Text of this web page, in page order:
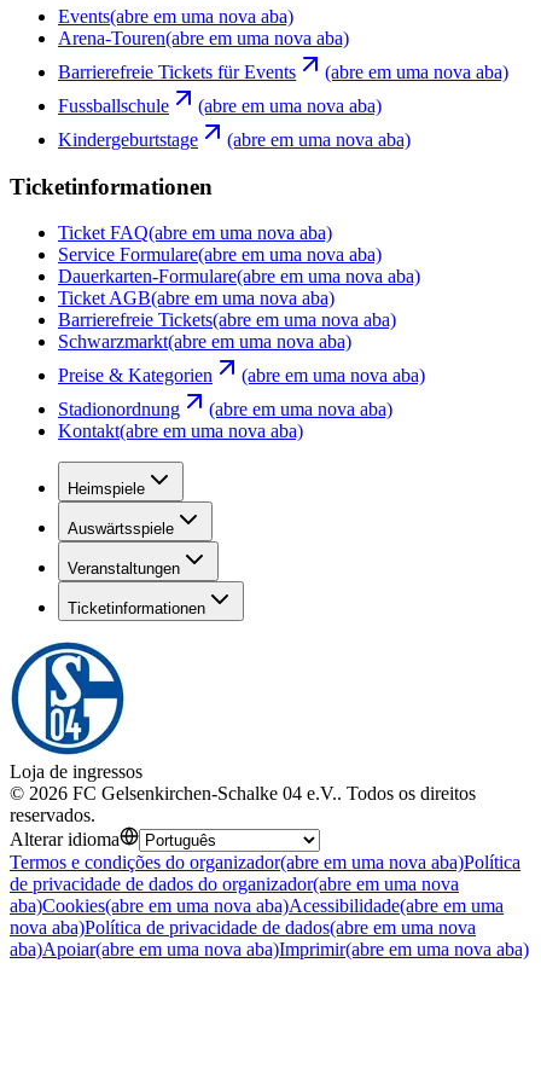
Events(abre em uma nova aba)
Arena-Touren(abre em uma nova aba)
Barrierefreie Tickets für Events
(abre em uma nova aba)
Fussballschule
(abre em uma nova aba)
Kindergeburtstage
(abre em uma nova aba)
Ticketinformationen
Ticket FAQ(abre em uma nova aba)
Service Formulare(abre em uma nova aba)
Dauerkarten-Formulare(abre em uma nova aba)
Ticket AGB(abre em uma nova aba)
Barrierefreie Tickets(abre em uma nova aba)
Schwarzmarkt(abre em uma nova aba)
Preise & Kategorien
(abre em uma nova aba)
Stadionordnung
(abre em uma nova aba)
Kontakt(abre em uma nova aba)
Heimspiele
Auswärtsspiele
Veranstaltungen
Ticketinformationen
Loja de ingressos
© 2026 FC Gelsenkirchen-Schalke 04 e.V.. Todos os direitos
reservados.
Alterar idioma
Termos e condições do organizador(abre em uma nova aba)Política
de privacidade de dados do organizador(abre em uma nova
aba)Cookies(abre em uma nova aba)Acessibilidade(abre em uma
nova aba)Política de privacidade de dados(abre em uma nova
aba)Apoiar(abre em uma nova aba)Imprimir(abre em uma nova aba)